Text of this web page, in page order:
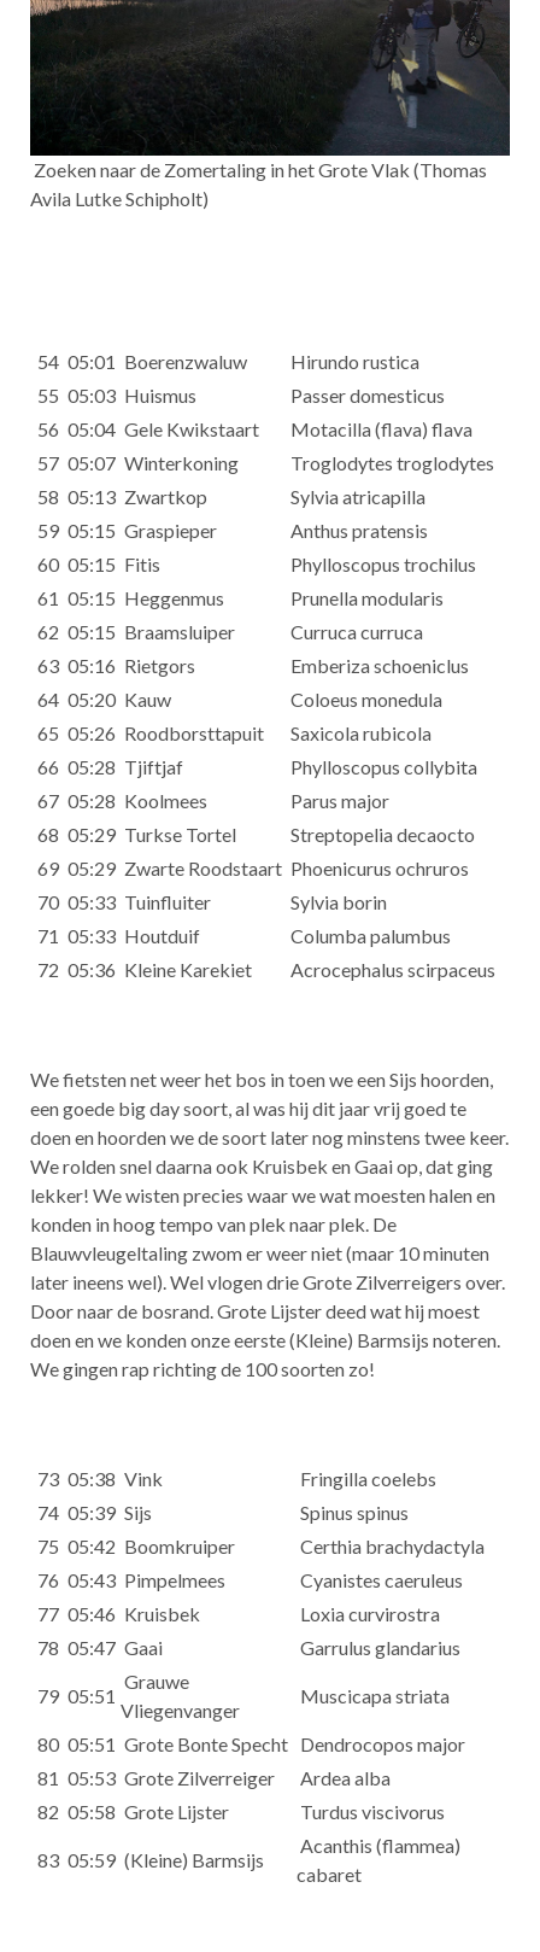
Zoeken naar de Zomertaling in het Grote Vlak (Thomas
Avila Lutke Schipholt)
54 05:01 Boerenzwaluw
Hirundo rustica
55 05:03 Huismus
Passer domesticus
56 05:04 Gele Kwikstaart
Motacilla (flava) flava
57 05:07 Winterkoning
Troglodytes troglodytes
58 05:13 Zwartkop
Sylvia atricapilla
59 05:15 Graspieper
Anthus pratensis
60 05:15 Fitis
Phylloscopus trochilus
61 05:15 Heggenmus
Prunella modularis
62 05:15 Braamsluiper
Curruca curruca
63 05:16 Rietgors
Emberiza schoeniclus
64 05:20 Kauw
Coloeus monedula
65 05:26 Roodborsttapuit
Saxicola rubicola
66 05:28 Tjiftjaf
Phylloscopus collybita
67 05:28 Koolmees
Parus major
68 05:29 Turkse Tortel
Streptopelia decaocto
69 05:29 Zwarte Roodstaart Phoenicurus ochruros
70 05:33 Tuinfluiter
Sylvia borin
71 05:33 Houtduif
Columba palumbus
72 05:36 Kleine Karekiet Acrocephalus scirpaceus
We fietsten net weer het bos in toen we een Sijs hoorden,
een goede big day soort, al was hij dit jaar vrij goed te
doen en hoorden we de soort later nog minstens twee keer.
We rolden snel daarna ook Kruisbek en Gaai op, dat ging
lekker! We wisten precies waar we wat moesten halen en
konden in hoog tempo van plek naar plek. De
Blauwvleugeltaling zwom er weer niet (maar 10 minuten
later ineens wel). Wel vlogen drie Grote Zilverreigers over.
Door naar de bosrand. Grote Lijster deed wat hij moest
doen en we konden onze eerste (Kleine) Barmsijs noteren.
We gingen rap richting de 100 soorten zo!
73 05:38 Vink
Fringilla coelebs
74 05:39 Sijs
Spinus spinus
75 05:42 Boomkruiper
Certhia brachydactyla
76 05:43 Pimpelmees
Cyanistes caeruleus
77 05:46 Kruisbek
Loxia curvirostra
78 05:47 Gaai Garrulus glandarius
79 05:51
Grauwe
Vliegenvanger
Muscicapa striata
80 05:51 Grote Bonte Specht Dendrocopos major
81 05:53 Grote Zilverreiger
Ardea alba
82 05:58 Grote Lijster Turdus viscivorus
83 05:59 (Kleine) Barmsijs
Acanthis (flammea)
cabaret